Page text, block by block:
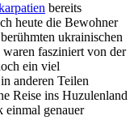
bereits
heute die Bewohner
ukrainischen
fasziniert von der
ein viel
anderen Teilen
Reise ins Huzulenland
einmal genauer